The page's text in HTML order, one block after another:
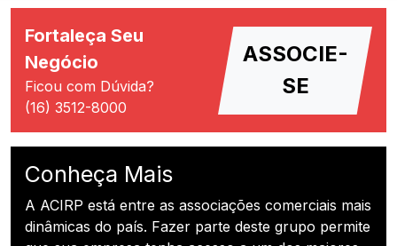
Fortaleça Seu
Negócio
Ficou com Dúvida?
(16) 3512-8000
ASSOCIE-
SE
Conheça Mais
A ACIRP está entre as associações comerciais mais
dinâmicas do país. Fazer parte deste grupo permite